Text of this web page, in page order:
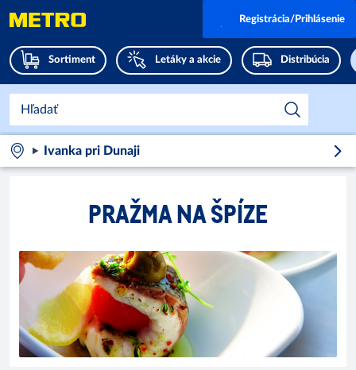
Sortiment Letáky a akcie Distribúcia
Registrácia/Prihlásenie
Ivanka pri Dunaji
PRAŽMA NA ŠPÍZE